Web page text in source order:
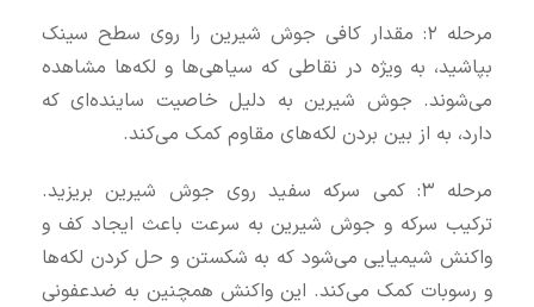
مرحله ۲: مقدار کافی جوش شیرین را روی سطح سینک
بپاشید، به ویژه در نقاطی که سیاهی‌ها و لکه‌ها مشاهده
می‌شوند. جوش شیرین به دلیل خاصیت ساینده‌ای که
دارد، به از بین بردن لکه‌های مقاوم کمک می‌کند.
مرحله ۳: کمی سرکه سفید روی جوش شیرین بریزید.
ترکیب سرکه و جوش شیرین به سرعت باعث ایجاد کف و
واکنش شیمیایی می‌شود که به شکستن و حل کردن لکه‌ها
و رسوبات کمک می‌کند. این واکنش همچنین به ضدعفونی